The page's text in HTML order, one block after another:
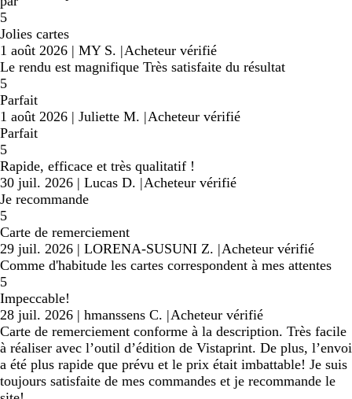
5
Jolies cartes
1 août 2026 | MY S. |Acheteur vérifié
Le rendu est magnifique Très satisfaite du résultat
5
Parfait
1 août 2026 | Juliette M. |Acheteur vérifié
Parfait
5
Rapide, efficace et très qualitatif !
30 juil. 2026 | Lucas D. |Acheteur vérifié
Je recommande
5
Carte de remerciement
29 juil. 2026 | LORENA-SUSUNI Z. |Acheteur vérifié
Comme d'habitude les cartes correspondent à mes attentes
5
Impeccable!
28 juil. 2026 | hmanssens C. |Acheteur vérifié
Carte de remerciement conforme à la description. Très facile
à réaliser avec l’outil d’édition de Vistaprint. De plus, l’envoi
a été plus rapide que prévu et le prix était imbattable! Je suis
toujours satisfaite de mes commandes et je recommande le